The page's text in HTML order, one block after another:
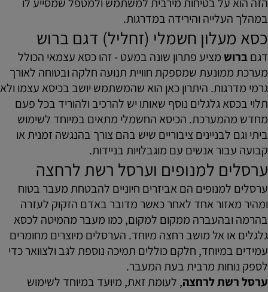
במהלך העלייה והירידה במדרגות.
כסא מעלון חשמלי (זחליל) דגם ברוש
דגםברוש מציע פתרון שונה במעט - זהו כסא עצמאי הכולל
מערכת ממונעת שמספקת חוויית תנועה חלקה ובטוחה לאורך
גרמי מדרגות. היתרון כאן הוא שהמשתמש יושב בכיסא עצמו ולא
תלוי בכסא גלגלים נוסף שאותו יש להרכיב ולהוריד בכל פעם
מחדש מהמערכת. הכיסא החשמלי מתאים במיוחד לשימוש
ביתי וגם לבניינים ציבוריים שיש בהם צורך בהנגשה זמנית או
קבועה עבור אנשים עם מוגבלויות בניידות.
ערסלים למנופים וערסל רשת לרחצה
ערסלים למנופים הם אביזרים חיוניים להבטחת מעבר בטוח
ומהיר מאזור אחד לאחר כאשר מדובר באדם הזקוק לעזרה
בהרמה ובהעברה ממקום למקום, כמו מעבר מהמיטה לכסא
גלגלים או אל מושב רחצה מיוחד. הערסלים מיוצרים מחומרים
עמידים במיוחד, חלקם כוללים תמיכה נוספת לגב ולצוואר כדי
לספק נוחות מרבית בעת המעבר.
ערסל רשת לרחצה, לעומת זאת, מיועד במיוחד לשימוש